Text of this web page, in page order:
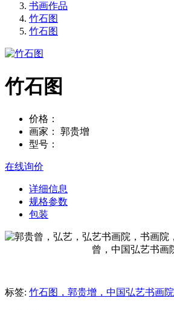
书画作品
竹石图
竹石图
竹石图
价格：
画家：
郭贵增
型号：
在线询价
详细信息
规格参数
包装
标签: 竹石图，郭贵增，中国弘艺书画院